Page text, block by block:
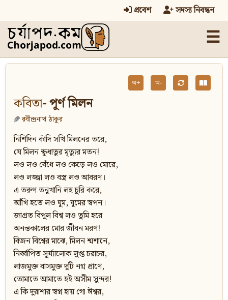
প্রবেশ সদস্য নিবন্ধন
☰
অ+ অ-
কবিতা- পূর্ণ মিলন
রবীন্দ্রনাথ ঠাকুর
নিশিদিন কাঁদি সখি মিলনের তরে,
যে মিলন ক্ষুধাতুর মৃত্যুর মতন!
লও লও বেঁধে লও কেড়ে লও মোরে,
লও লজ্জা লও বস্ত্র লও আবরণ।
এ তরুণ তনুখানি লহ চুরি করে,
আঁখি হতে লও ঘুম, ঘুমের স্বপন।
জাগ্রত বিপুল বিশ্ব লও তুমি হরে
অনন্তকালের মোর জীবন মরণ!
বিজন বিশ্বের মাঝে, মিলন শ্মশানে,
নির্ব্বাপিত সূর্য্যালোক লুপ্ত চরাচর,
লাজমুক্ত বাসমুক্ত দুটি নগ্ন প্রাণে,
তোমাতে আমাতে হই অসীম সুন্দর!
এ কি দুরাশার স্বপ্ন হায় গো ঈশ্বর,